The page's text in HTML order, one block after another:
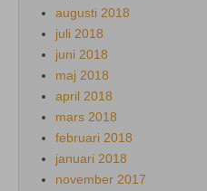
augusti 2018
juli 2018
juni 2018
maj 2018
april 2018
mars 2018
februari 2018
januari 2018
november 2017